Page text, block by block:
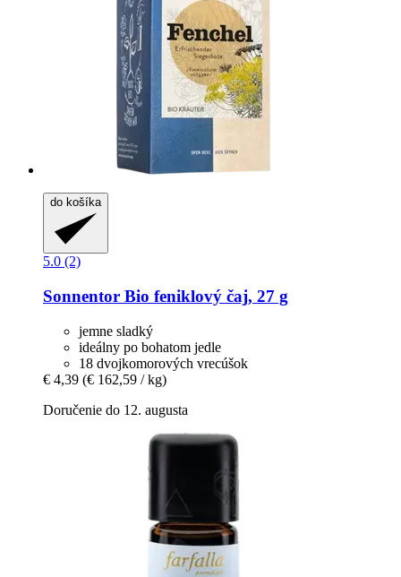
do košíka
5.0 (2)
Sonnentor Bio feniklový čaj, 27 g
jemne sladký
ideálny po bohatom jedle
18 dvojkomorových vrecúšok
€ 4,39 (€ 162,59 / kg)
Doručenie do 12. augusta